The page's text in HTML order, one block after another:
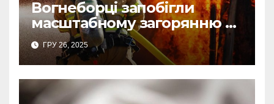
Вогнеборці запобігли
масштабному загорянню в
житловому секторі на
Шосткинщині
ГРУ 26, 2025